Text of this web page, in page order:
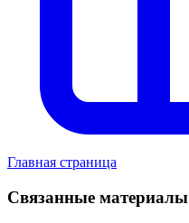
Главная страница
Связанные материалы